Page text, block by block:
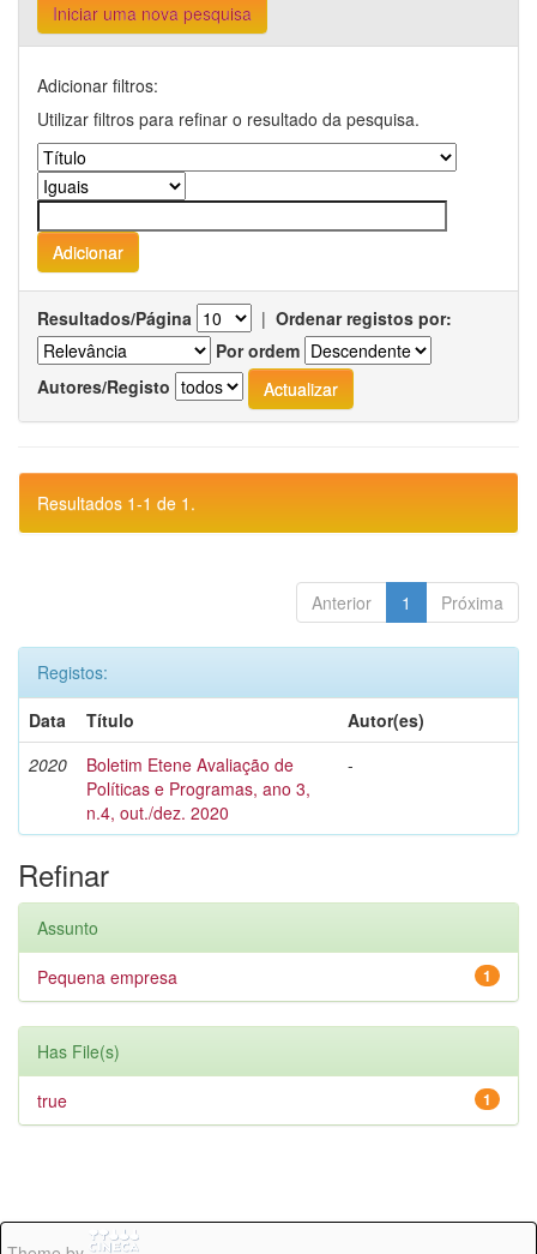
Iniciar uma nova pesquisa
Adicionar filtros:
Utilizar filtros para refinar o resultado da pesquisa.
Resultados/Página | Ordenar registos por:
Por ordem
Autores/Registo
Resultados 1-1 de 1.
Anterior 1 Próxima
Registos:
Data
Título
Autor(es)
2020
Boletim Etene Avaliação de
Políticas e Programas, ano 3,
n.4, out./dez. 2020
-
Refinar
Assunto
1
Pequena empresa
Has File(s)
1
true